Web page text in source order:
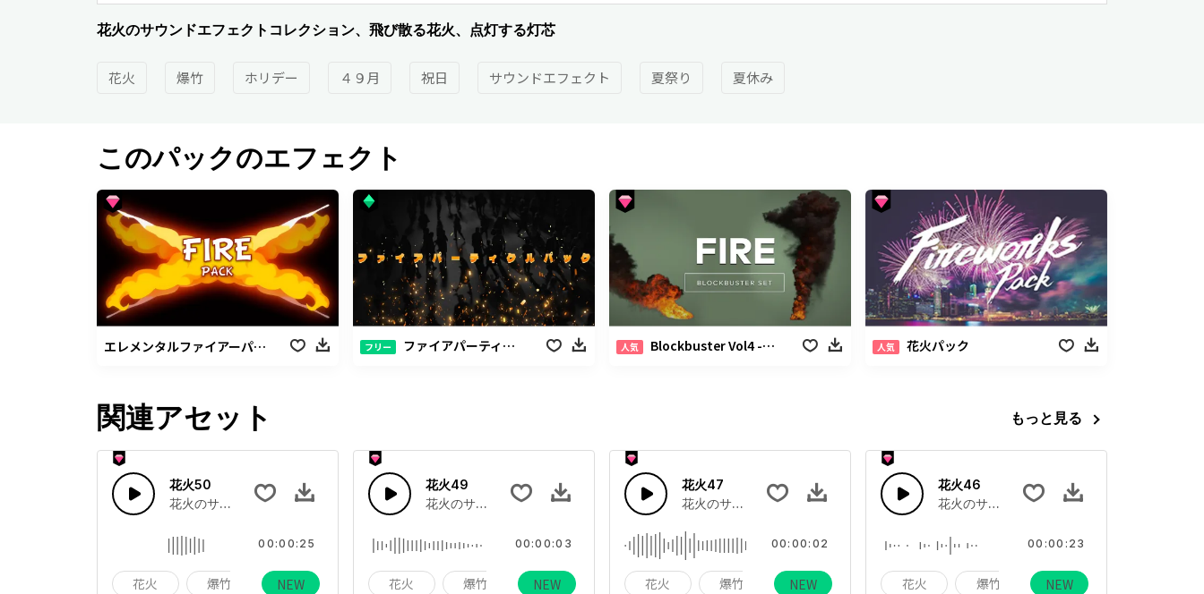
花火のサウンドエフェクトコレクション、飛び散る花火、点灯する灯芯
花火 爆竹 ホリデー ４９月 祝日 サウンドエフェクト 夏祭り 夏休み
このパックのエフェクト
エレメンタルファイアーパック フリー ファイアパーティクルパック 人気 Blockbuster Vol4 -ファイアーパック 人気 花火パック
関連アセット もっと見る
花火50
花火のサウンドエフェクトコレクション、飛び散る花火、点灯する灯芯
花火 爆竹 ホリデー
00:00:25
NEW
花火49
花火のサウンドエフェクトコレクション、飛び散る花火、点灯する灯芯
花火 爆竹 ホリデー
00:00:03
NEW
花火47
花火のサウンドエフェクトコレクション、飛び散る花火、点灯する灯芯
花火 爆竹 ホリデー
00:00:02
NEW
花火46
花火のサウンドエフェクトコレクション、飛
花火 爆竹 ホリデー
00:00:23
NEW